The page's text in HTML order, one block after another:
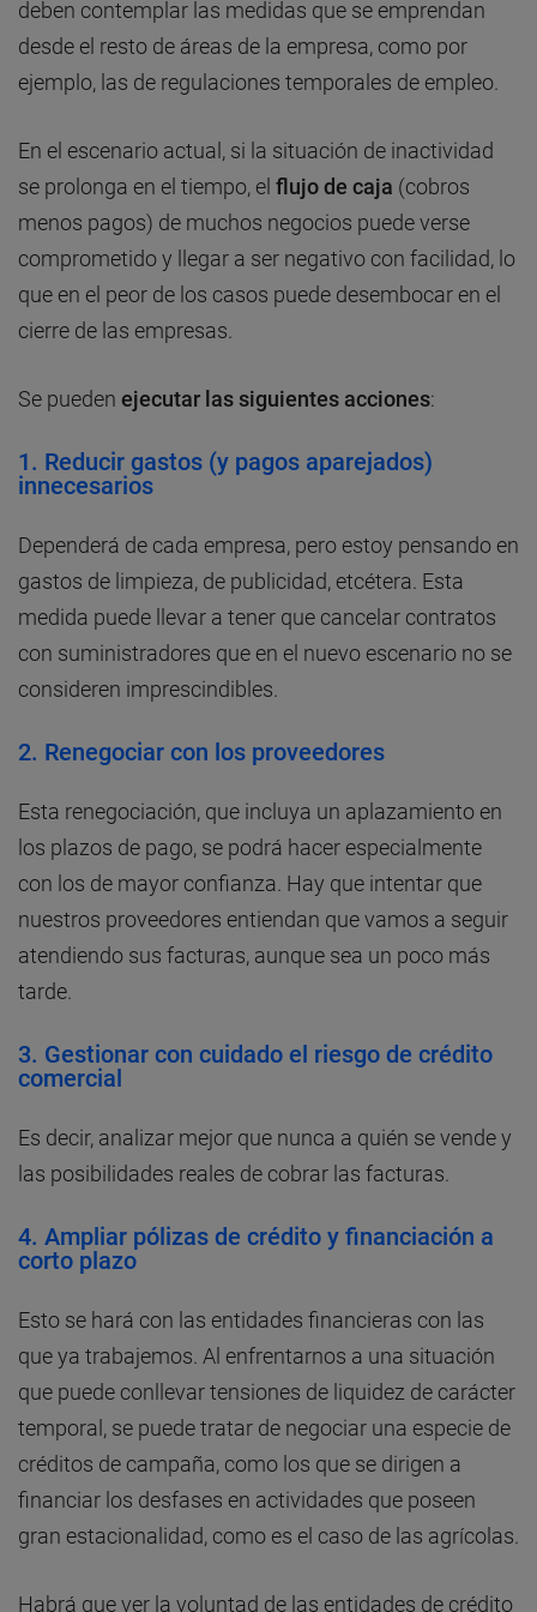
deben contemplar las medidas que se emprendan
desde el resto de áreas de la empresa, como por
ejemplo, las de regulaciones temporales de empleo.
En el escenario actual, si la situación de inactividad
se prolonga en el tiempo, el flujo de caja (cobros
menos pagos) de muchos negocios puede verse
comprometido y llegar a ser negativo con facilidad, lo
que en el peor de los casos puede desembocar en el
cierre de las empresas.
Se pueden ejecutar las siguientes acciones:
1. Reducir gastos (y pagos aparejados)
innecesarios
Dependerá de cada empresa, pero estoy pensando en
gastos de limpieza, de publicidad, etcétera. Esta
medida puede llevar a tener que cancelar contratos
con suministradores que en el nuevo escenario no se
consideren imprescindibles.
2. Renegociar con los proveedores
Esta renegociación, que incluya un aplazamiento en
los plazos de pago, se podrá hacer especialmente
con los de mayor confianza. Hay que intentar que
nuestros proveedores entiendan que vamos a seguir
atendiendo sus facturas, aunque sea un poco más
tarde.
3. Gestionar con cuidado el riesgo de crédito
comercial
Es decir, analizar mejor que nunca a quién se vende y
las posibilidades reales de cobrar las facturas.
4. Ampliar pólizas de crédito y financiación a
corto plazo
Esto se hará con las entidades financieras con las
que ya trabajemos. Al enfrentarnos a una situación
que puede conllevar tensiones de liquidez de carácter
temporal, se puede tratar de negociar una especie de
créditos de campaña, como los que se dirigen a
financiar los desfases en actividades que poseen
gran estacionalidad, como es el caso de las agrícolas.
Habrá que ver la voluntad de las entidades de crédito